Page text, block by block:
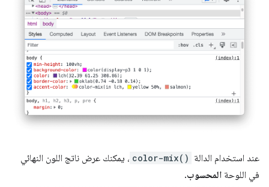
عند استخدام الدالة color-mix() ، يمكنك عرض ناتج اللون النهائي
في اللوحة المحسوب.